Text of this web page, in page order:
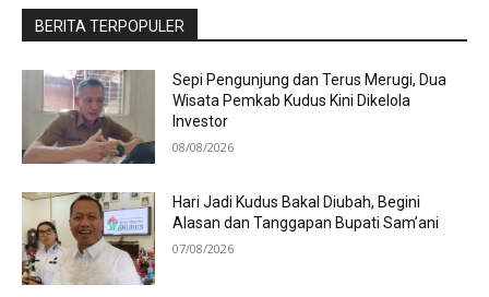
BERITA TERPOPULER
Sepi Pengunjung dan Terus Merugi, Dua
Wisata Pemkab Kudus Kini Dikelola
Investor
08/08/2026
Hari Jadi Kudus Bakal Diubah, Begini
Alasan dan Tanggapan Bupati Sam’ani
07/08/2026